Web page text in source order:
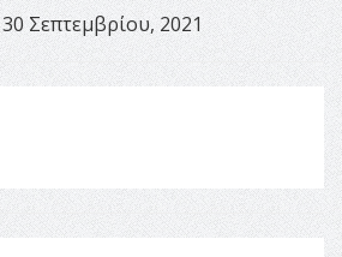
Σεπτεμβρίου, 2021